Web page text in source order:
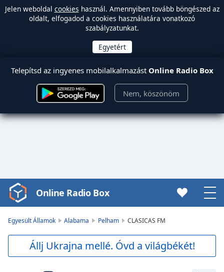
Jelen weboldal cookies használ. Amennyiben tovább böngészed az
oldalt, elfogadod a cookies használatára vonatkozó
szabályzatunkat.
Telepítsd az ingyenes mobilalkalmazást Online Radio Box
Nem, köszönöm
Video
Player
Online Radio Box
Egyesült Államok Alabama Pelham CLASICAS FM
Állj Ukrajna mellé. Óvd a világbékét!